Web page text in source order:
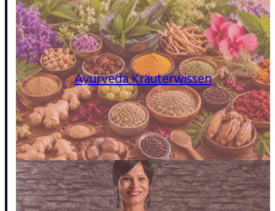
Ayurveda Kräuterwissen